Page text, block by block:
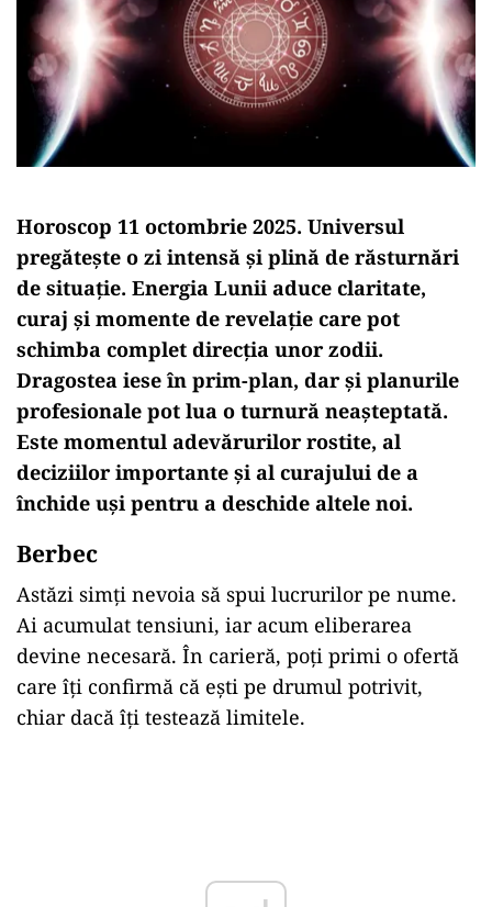
Horoscop 11 octombrie 2025. Universul
pregătește o zi intensă și plină de răsturnări
de situație. Energia Lunii aduce claritate,
curaj și momente de revelație care pot
schimba complet direcția unor zodii.
Dragostea iese în prim-plan, dar și planurile
profesionale pot lua o turnură neașteptată.
Este momentul adevărurilor rostite, al
deciziilor importante și al curajului de a
închide uși pentru a deschide altele noi.
Berbec
Astăzi simți nevoia să spui lucrurilor pe nume.
Ai acumulat tensiuni, iar acum eliberarea
devine necesară. În carieră, poți primi o ofertă
care îți confirmă că ești pe drumul potrivit,
chiar dacă îți testează limitele.